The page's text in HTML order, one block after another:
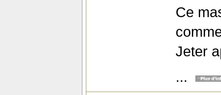
Ce
Jeter
...